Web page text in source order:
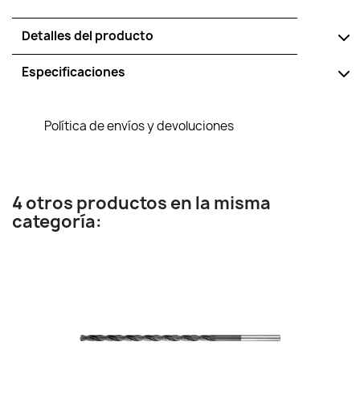
Detalles del producto
Especificaciones
Política de envíos y devoluciones
4 otros productos en la misma
categoría: